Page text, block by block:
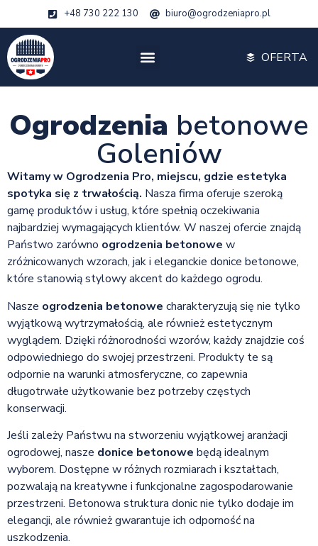
+48 730 222 130 biuro@ogrodzeniapro.pl
OFERTA
Ogrodzenia betonowe
Goleniów
Witamy w Ogrodzenia Pro, miejscu, gdzie estetyka
spotyka się z trwałością. Nasza firma oferuje szeroką
gamę produktów i usług, które spełnią oczekiwania
najbardziej wymagających klientów. W naszej ofercie znajdą
Państwo zarówno ogrodzenia betonowe w
zróżnicowanych wzorach, jak i eleganckie donice betonowe,
które stanowią stylowy akcent do każdego ogrodu.
Nasze ogrodzenia betonowe charakteryzują się nie tylko
wyjątkową wytrzymałością, ale również estetycznym
wyglądem. Dzięki różnorodności wzorów, każdy znajdzie coś
odpowiedniego do swojej przestrzeni. Produkty te są
odpornie na warunki atmosferyczne, co zapewnia
długotrwałe użytkowanie bez potrzeby częstych
konserwacji.
Jeśli zależy Państwu na stworzeniu wyjątkowej aranżacji
ogrodowej, nasze donice betonowe będą idealnym
wyborem. Dostępne w różnych rozmiarach i kształtach,
pozwalają na kreatywne i funkcjonalne zagospodarowanie
przestrzeni. Betonowa struktura donic nie tylko dodaje im
elegancji, ale również gwarantuje ich odporność na
uszkodzenia.